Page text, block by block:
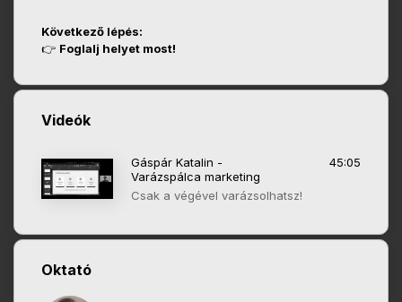
Következő lépés:
👉 Foglalj helyet most!
Videók
Gáspár Katalin -
Varázspálca marketing
45:05
Csak a végével varázsolhatsz!
Oktató